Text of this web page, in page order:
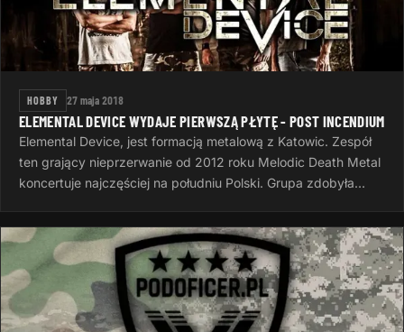
HOBBY 27 maja 2018
ELEMENTAL DEVICE WYDAJE PIERWSZĄ PŁYTĘ - POST INCENDIUM
Elemental Device, jest formacją metalową z Katowic. Zespół
ten grający nieprzerwanie od 2012 roku Melodic Death Metal
koncertuje najczęściej na południu Polski. Grupa zdobyła